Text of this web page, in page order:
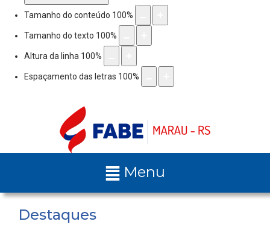
Tamanho do conteúdo 100%
Tamanho do texto 100%
Altura da linha 100%
Espaçamento das letras 100%
Menu
Destaques